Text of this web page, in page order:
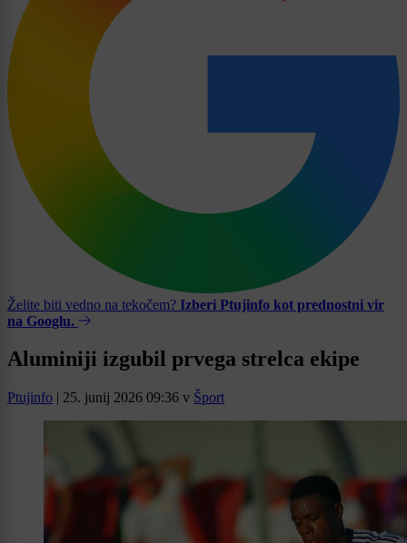
Želite biti vedno na tekočem? Izberi Ptujinfo kot prednostni vir
na Googlu.
Aluminiji izgubil prvega strelca ekipe
Ptujinfo | 25. junij 2026 09:36 v Šport